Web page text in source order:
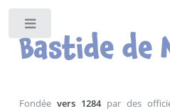
Panneau de gestion des cookies 🍪
Bastide de
Fondée vers 1284par des